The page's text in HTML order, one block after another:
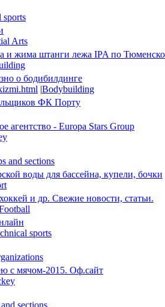
sports
Arts
и жима штанги лежа IPA по
о бодибилдинге
|Bodybuilding
ФК Порту
агентство - Europa Stars Group
and sections
воды для бассейна, купели, бочки
и др. Свежие новости, статьи.
sports
с мячом-2015. Оф.сайт
sections